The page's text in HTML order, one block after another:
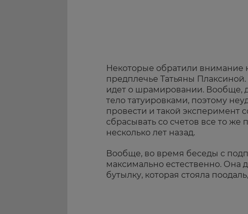
Некоторые обратили
предплечье Татьяны
идет о шрамировании. Вообще,
тело татуировками, поэтому
провести и такой эксперимент
сбрасывать со счетов все то же
несколько лет назад.
Вообще, во время беседы с
максимально естественно. Она
бутылку, которая стояла